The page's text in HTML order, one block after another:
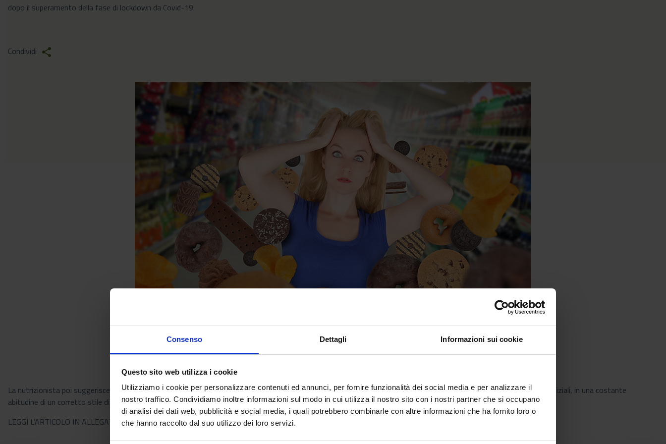
Consenso Dettagli Informazioni sui cookie
Questo sito web utilizza i cookie
Utilizziamo i cookie per personalizzare contenuti ed annunci, per fornire funzionalità dei social media e per analizzare il
nostro traffico. Condividiamo inoltre informazioni sul modo in cui utilizza il nostro sito con i nostri partner che si occupano
di analisi dei dati web, pubblicità e social media, i quali potrebbero combinarle con altre informazioni che ha fornito loro o
che hanno raccolto dal suo utilizzo dei loro servizi.
dopo il superamento della fase di lockdown da Covid-19.
Condividi share
La nutrizionista poi suggerisce i dieci cardini della Fase 2 a tavola, un vero e proprio vademecum per trasformare i comportamenti virtuosi di una dieta nei momenti iniziali, in una costante
abitudine di un corretto stile di vita.
LEGGI L'ARTICOLO IN ALLEGATO